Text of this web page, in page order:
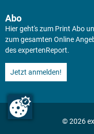
Abo
Hier geht's zum Print Abo
zum gesamten Online
des expertenReport.
Jetzt anmelden!
© 2026